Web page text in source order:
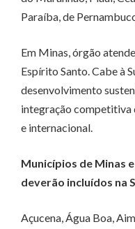
Paraíba, de
Em Minas, órgão
Espírito Santo. Cabe à
desenvolvimento
integração competitiva
e internacional.
Municípios de Minas
deverão incluídos na
Açucena, Água Boa,